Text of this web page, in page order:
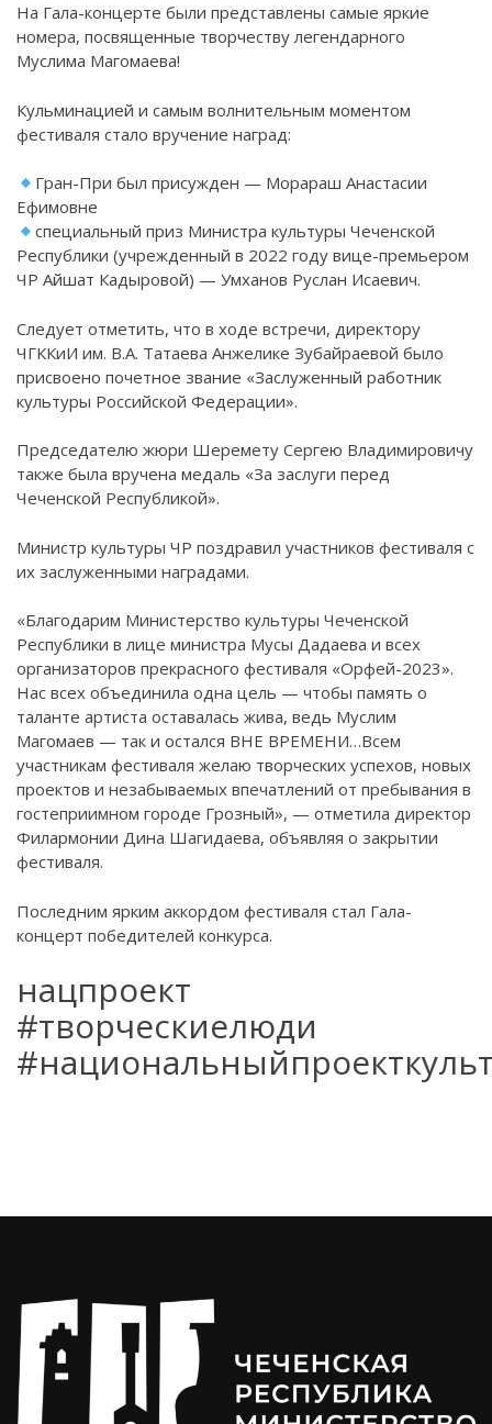
На Гала-концерте были представлены самые яркие
номера, посвященные творчеству легендарного
Муслима Магомаева!
Кульминацией и самым волнительным моментом
фестиваля стало вручение наград:
Гран-При был присужден — Морараш Анастасии
Ефимовне
специальный приз Министра культуры Чеченской
Республики (учрежденный в 2022 году вице-премьером
ЧР Айшат Кадыровой) — Умханов Руслан Исаевич.
Следует отметить, что в ходе встречи, директору
ЧГККиИ им. В.А. Татаева Анжелике Зубайраевой было
присвоено почетное звание «Заслуженный работник
культуры Российской Федерации».
Председателю жюри Шеремету Сергею Владимировичу
также была вручена медаль «За заслуги перед
Чеченской Республикой».
Министр культуры ЧР поздравил участников фестиваля с
их заслуженными наградами.
«Благодарим Министерство культуры Чеченской
Республики в лице министра Мусы Дадаева и всех
организаторов прекрасного фестиваля «Орфей-2023».
Нас всех объединила одна цель — чтобы память о
таланте артиста оставалась жива, ведь Муслим
Магомаев — так и остался ВНЕ ВРЕМЕНИ…Всем
участникам фестиваля желаю творческих успехов, новых
проектов и незабываемых впечатлений от пребывания в
гостеприимном городе Грозный», — отметила директор
Филармонии Дина Шагидаева, объявляя о закрытии
фестиваля.
Последним ярким аккордом фестиваля стал Гала-
концерт победителей конкурса.
нацпроект
#творческиелюди